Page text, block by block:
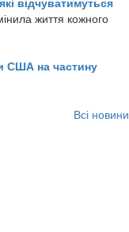
життя кожного
США на частину
Всі новини